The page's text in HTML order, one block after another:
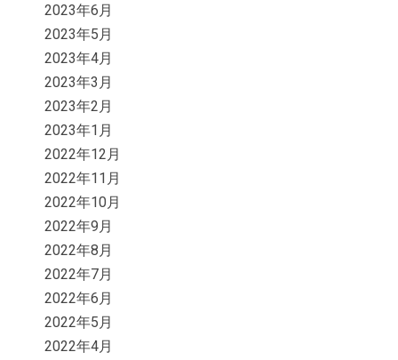
2023年6月
2023年5月
2023年4月
2023年3月
2023年2月
2023年1月
2022年12月
2022年11月
2022年10月
2022年9月
2022年8月
2022年7月
2022年6月
2022年5月
2022年4月